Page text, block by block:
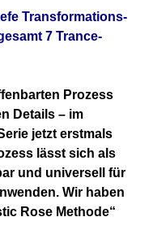
Transformations-
7 Trance-
Prozess
Details – im
jetzt erstmals
lässt sich als
und universell für
Wir haben
Rose Methode“